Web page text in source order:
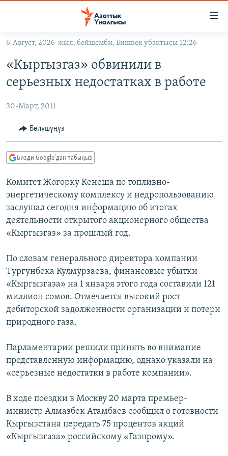
Навигацияга
өтүңүз
салыңыз
КЫРГЫЗСТАН
КЫРГЫЗСТАН
САЯСАТ
ЭКОНОМИКА
ДҮЙНӨ
ДҮЙНӨ
БОРБОР АЗИЯ
УКРАИНА
АТАЙЫН ИЛИКТӨӨ
БҮГҮН АЗАТТЫКТА
ЭКСПЕРТТЕР ТАЛДАЙТ
БИЗ ЖАНА ДҮЙНӨ
ДАНИСТЕ
ЭЖЕ-СИҢДИЛЕР
АЗАТТЫК+
ЫҢГАЙСЫЗ СУРООЛОР
ПОДКАСТ
ӨЗГӨЧӨ ПИКИР
Русский
ОНЛАЙН ШЕРИНЕ
ЭЕ/АРнун бардык сайттары
6-Август, 2026-жыл, бейшемби, Бишкек убактысы 12:26
«Кыргызгаз» обвинили в
серьезных недостатках в работе
30-Март, 2011
Бөлүшүңүз
Бизди Google'дан табыңыз
Комитет Жогорку Кенеша по топливно-
энергетическому комплексу и недропользованию
заслушал сегодня информацию об итогах
деятельности открытого акционерного общества
«Кыргызгаз» за прошлый год.
По словам генерального директора компании
Тургунбека Кулмурзаева, финансовые убытки
«Кыргызгаза» на 1 января этого года составили 121
миллион сомов. Отмечается высокий рост
дебиторской задолженности организации и потери
природного газа.
Парламентарии решили принять во внимание
представленную информацию, однако указали на
«серьезные недостатки в работе компании».
В ходе поездки в Москву 20 марта премьер-
министр Алмазбек Атамбаев сообщил о готовности
Кыргызстана передать 75 процентов акций
«Кыргызгаза» российскому «Газпрому».